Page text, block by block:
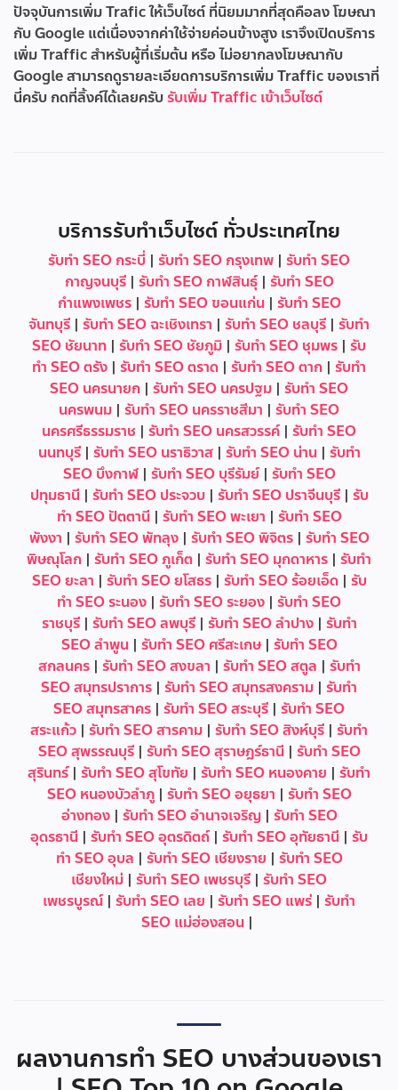
ปัจจุบันการเพิ่ม Trafic ให้เว็บไซต์ ที่นิยมมากที่สุดคือลง โฆษณา
กับ Google แต่เนื่องจากค่าใช้จ่ายค่อนข้างสูง เราจึงเปิดบริการ
เพิ่ม Traffic สำหรับผู้ที่เริ่มต้น หรือ ไม่อยากลงโฆษณากับ
Google สามารถดูรายละเอียดการบริการเพิ่ม Traffic ของเราที่
นี่ครับ กดที่ลิ้งค์ได้เลยครับรับเพิ่ม Traffic เข้าเว็บไซต์
บริการรับทำเว็บไซต์ ทั่วประเทศไทย
รับทำ SEO กระบี่ | รับทำ SEO กรุงเทพ | รับทำ SEO
กาญจนบุรี| รับทำ SEO กาฬสินธุ์| รับทำ SEO
กำแพงเพชร| รับทำ SEO ขอนแก่น| รับทำ SEO
จันทบุรี | รับทำ SEO ฉะเชิงเทรา | รับทำ SEO ชลบุรี | รับทำ
SEO ชัยนาท | รับทำ SEO ชัยภูมิ | รับทำ SEO ชุมพร | รับ
ทำ SEO ตรัง | รับทำ SEO ตราด | รับทำ SEO ตาก | รับทำ
SEO นครนายก | รับทำ SEO นครปฐม | รับทำ SEO
นครพนม | รับทำ SEO นครราชสีมา | รับทำ SEO
นครศรีธรรมราช | รับทำ SEO นครสวรรค์| รับทำ SEO
นนทบุรี| รับทำ SEO นราธิวาส| รับทำ SEO น่าน| รับทำ
SEO บึงกาฬ| รับทำ SEO บุรีรัมย์| รับทำ SEO
ปทุมธานี| รับทำ SEO ประจวบ| รับทำ SEO ปราจีนบุรี| รับ
ทำ SEO ปัตตานี| รับทำ SEO พะเยา | รับทำ SEO
พังงา | รับทำ SEO พัทลุง| รับทำ SEO พิจิตร| รับทำ SEO
พิษณุโลก | รับทำ SEO ภูเก็ต | รับทำ SEO มุกดาหาร | รับทำ
SEO ยะลา | รับทำ SEO ยโสธร| รับทำ SEO ร้อยเอ็ด| รับ
ทำ SEO ระนอง | รับทำ SEO ระยอง | รับทำ SEO
ราชบุรี| รับทำ SEO ลพบุรี| รับทำ SEO ลำปาง| รับทำ
SEO ลำพูน| รับทำ SEO ศรีสะเกษ| รับทำ SEO
สกลนคร| รับทำ SEO สงขลา | รับทำ SEO สตูล | รับทำ
SEO สมุทรปราการ | รับทำ SEO สมุทรสงคราม | รับทำ
SEO สมุทรสาคร | รับทำ SEO สระบุรี | รับทำ SEO
สระแก้ว | รับทำ SEO สารคาม | รับทำ SEO สิงห์บุรี | รับทำ
SEO สุพรรณบุรี| รับทำ SEO สุราษฎร์ธานี| รับทำ SEO
สุรินทร์| รับทำ SEO สุโขทัย | รับทำ SEO หนองคาย | รับทำ
SEO หนองบัวลำภู| รับทำ SEO อยุธยา | รับทำ SEO
อ่างทอง| รับทำ SEO อำนาจเจริญ| รับทำ SEO
อุดรธานี | รับทำ SEO อุตรดิตถ์| รับทำ SEO อุทัยธานี | รับ
ทำ SEO อุบล | รับทำ SEO เชียงราย | รับทำ SEO
เชียงใหม่ | รับทำ SEO เพชรบุรี | รับทำ SEO
เพชรบูรณ์| รับทำ SEO เลย | รับทำ SEO แพร่ | รับทำ
SEO แม่ฮ่องสอน |
ผลงานการทำ SEO บางส่วนของเรา